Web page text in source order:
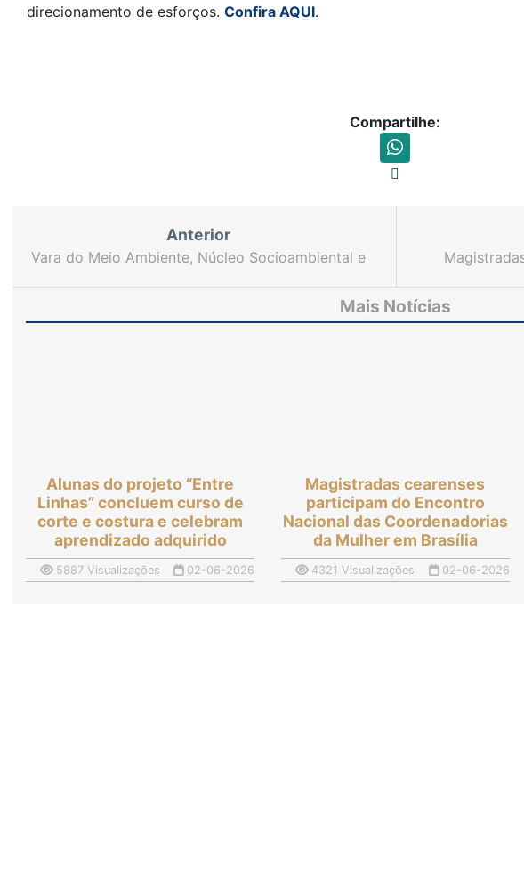
direcionamento de esforços.Confira AQUI.
Compartilhe:
Anterior
Vara do Meio Ambiente, Núcleo Socioambiental e
Mais Notícias
Alunas do projeto “Entre
Linhas” concluem curso de
corte e costura e celebram
aprendizado adquirido
5887 Visualizações 02-06-2026
Magistradas cearenses
participam do Encontro
Nacional das Coordenadorias
da Mulher em Brasília
4321 Visualizações 02-06-2026